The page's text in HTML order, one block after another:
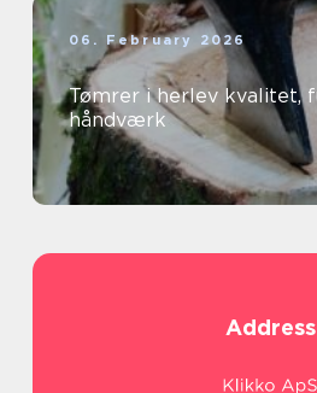
06. February 2026
Tømrer i herlev kvalitet, funktion og godt
håndværk
Address